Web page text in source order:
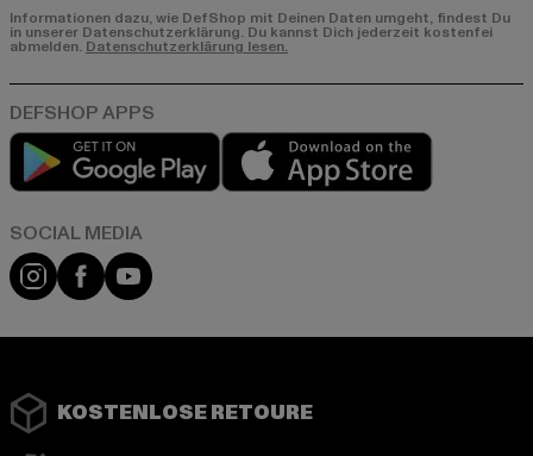
Informationen dazu, wie DefShop mit Deinen Daten umgeht, findest Du
in unserer Datenschutzerklärung. Du kannst Dich jederzeit kostenfei
abmelden. Datenschutzerklärung lesen.
Play market
Instagram
FacebookYouTube
KOSTENLOSE RETOURE